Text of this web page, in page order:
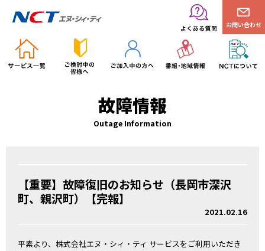
お問い合わせ
故障情報
Outage Information
【重要】故障復旧のお知らせ（長岡市深沢
町、親沢町）【完報】
2021.02.16
平素より、株式会社エヌ・シィ・ティ サービスをご利用いただき